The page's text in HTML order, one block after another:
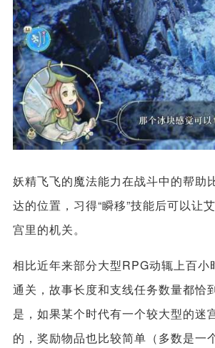
妖精飞飞的魔法能力在战斗中的帮
达的位置，习得“瞬移”技能后可以让
宫里的机关。
相比近年来部分大型RPG动辄上百
通关，故事长度和支线任务数量都恰
是，如果某个时代有一个较大型的迷
的，奖励物品也比较简单（多数是一